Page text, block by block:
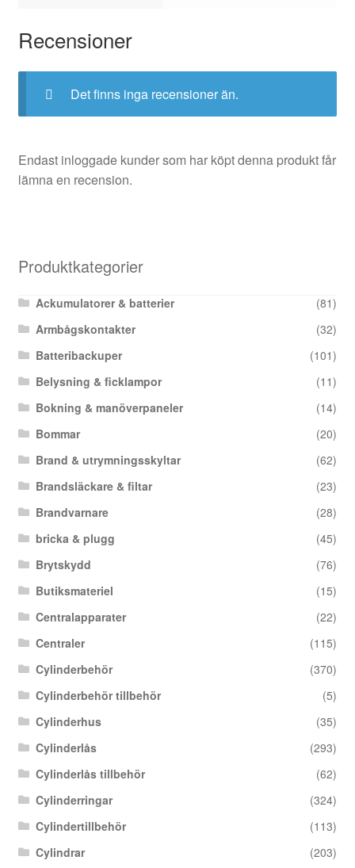
Recensioner
Det finns inga recensioner än.
Endast inloggade kunder som har köpt denna produkt får
lämna en recension.
Produktkategorier
Ackumulatorer & batterier
(81)
Armbågskontakter
(32)
Batteribackuper
(101)
Belysning & ficklampor
(11)
Bokning & manöverpaneler
(14)
Bommar
(20)
Brand & utrymningsskyltar
(62)
Brandsläckare & filtar
(23)
Brandvarnare
(28)
bricka & plugg
(45)
Brytskydd
(76)
Butiksmateriel
(15)
Centralapparater
(22)
Centraler
(115)
Cylinderbehör
(370)
Cylinderbehör tillbehör
(5)
Cylinderhus
(35)
Cylinderlås
(293)
Cylinderlås tillbehör
(62)
Cylinderringar
(324)
Cylindertillbehör
(113)
Cylindrar
(203)